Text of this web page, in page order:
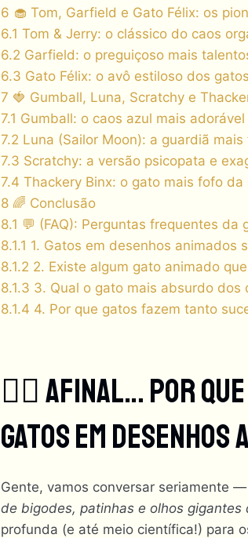
6 🧁 Tom, Garfield e Gato Félix: os
6.1 Tom & Jerry: o clássico do caos
6.2 Garfield: o preguiçoso mais
6.3 Gato Félix: o avô estiloso dos
7 🍓 Gumball, Luna, Scratchy e
7.1 Gumball: o caos azul mais
7.2 Luna (Sailor Moon): a guardiã
7.3 Scratchy: a versão psicopata e
7.4 Thackery Binx: o gato mais fofo
8 🌈 Conclusão
8.1 💬 (FAQ): Perguntas frequentes da
8.1.1 1. Gatos em desenhos animados
8.1.2 2. Existe algum gato animado
8.1.3 3. Qual o gato mais absurdo dos
8.1.4 4. Por que gatos fazem tanto
🧚‍♀️ Afinal… Por Que
Gatos Em Desenhos
Gente, vamos conversar seriamente —
de bigodes, patinhas e olhos gigantes
profunda (e até meio científica!) para